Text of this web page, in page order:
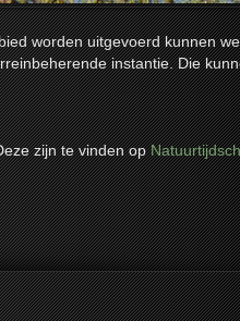
worden uitgevoerd kunnen
instantie. Die
zijn te vinden op